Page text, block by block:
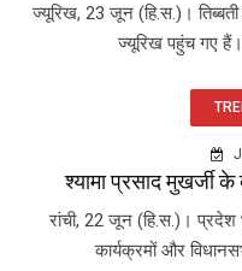
ज्यूरिख, 23 जून (हि.स.)।
ज्यूरिख पहुंच गए
श्यामा प्रसाद मुखर्जी
रांची, 22 जून (हि.स.)। प्रदेश
कार्यक्रमों और